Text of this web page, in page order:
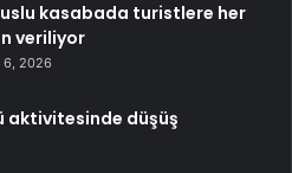
kasabada turistlere her
veriliyor
6, 2026
aktivitesinde düşüş